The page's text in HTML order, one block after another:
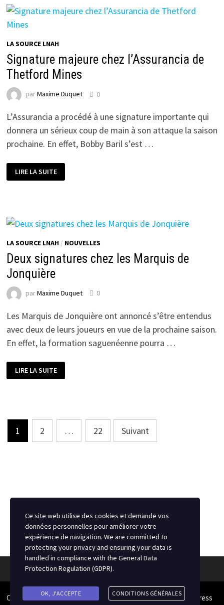
PROCHAINE
SAISON
LA SOURCE LNAH
Signature majeure chez l’Assurancia de
Thetford Mines
parMaxime Duquet 0
L’Assurancia a procédé à une signature importante qui
donnera un sérieux coup de main à son attaque la saison
prochaine. En effet, Bobby Baril s’est …
MAJEURE
CHEZ
LIRE LA SUITE
LA SOURCE LNAH/ NOUVELLES
Deux signatures chez les Marquis de
Jonquière
parMaxime Duquet 0
Les Marquis de Jonquière ont annoncé s’être entendus
avec deux de leurs joueurs en vue de la prochaine saison.
En effet, la formation saguenéenne pourra …
SIGNATURES
CHEZ
LIRE LA SUITE
Pagination
des
1 2 … 22 Suivant
Copyright © 2026Source du Hockey. Alimenté parWordPress
Ce site web utilise des cookies et demande vos
données personnelles pour améliorer votre
expérience de navigation. We are committed to
protecting your privacy and ensuring your data is
handled in compliance with the General Data
Protection Regulation (GDPR).
OK, J'ACCEPTE CONDITIONS GÉNÉRALES